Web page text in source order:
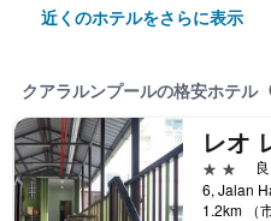
近くのホテルをさらに表示
クアラルンプールの格安ホテル
2つ星
1.2km （